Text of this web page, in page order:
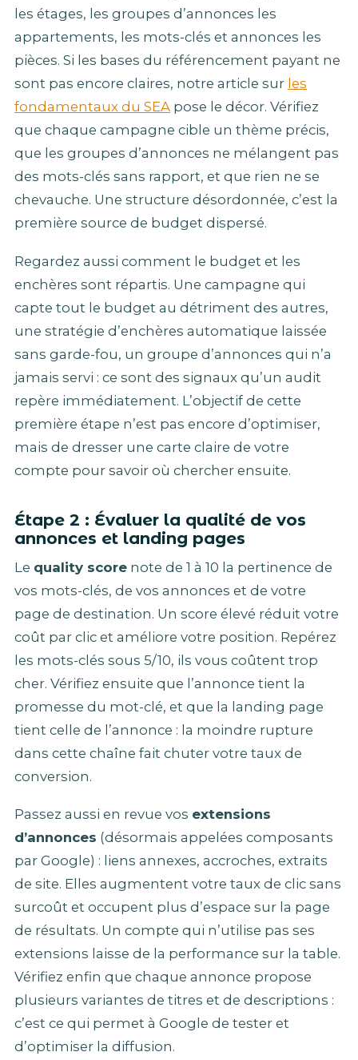
les étages, les groupes d’annonces les
appartements, les mots-clés et annonces les
pièces. Si les bases du référencement payant ne
sont pas encore claires, notre article sur les
fondamentaux du SEA pose le décor. Vérifiez
que chaque campagne cible un thème précis,
que les groupes d’annonces ne mélangent pas
des mots-clés sans rapport, et que rien ne se
chevauche. Une structure désordonnée, c’est la
première source de budget dispersé.
Regardez aussi comment le budget et les
enchères sont répartis. Une campagne qui
capte tout le budget au détriment des autres,
une stratégie d’enchères automatique laissée
sans garde-fou, un groupe d’annonces qui n’a
jamais servi : ce sont des signaux qu’un audit
repère immédiatement. L’objectif de cette
première étape n’est pas encore d’optimiser,
mais de dresser une carte claire de votre
compte pour savoir où chercher ensuite.
Étape 2 : Évaluer la qualité de vos
annonces et landing pages
Le quality score note de 1 à 10 la pertinence de
vos mots-clés, de vos annonces et de votre
page de destination. Un score élevé réduit votre
coût par clic et améliore votre position. Repérez
les mots-clés sous 5/10, ils vous coûtent trop
cher. Vérifiez ensuite que l’annonce tient la
promesse du mot-clé, et que la landing page
tient celle de l’annonce : la moindre rupture
dans cette chaîne fait chuter votre taux de
conversion.
Passez aussi en revue vos extensions
d’annonces (désormais appelées composants
par Google) : liens annexes, accroches, extraits
de site. Elles augmentent votre taux de clic sans
surcoût et occupent plus d’espace sur la page
de résultats. Un compte qui n’utilise pas ses
extensions laisse de la performance sur la table.
Vérifiez enfin que chaque annonce propose
plusieurs variantes de titres et de descriptions :
c’est ce qui permet à Google de tester et
d’optimiser la diffusion.